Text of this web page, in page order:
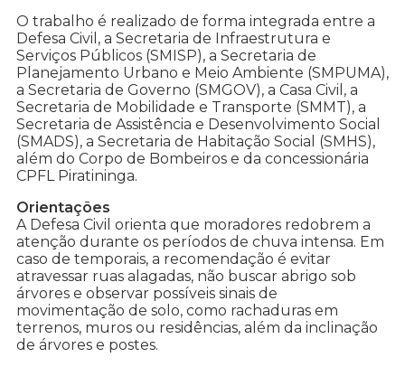
O trabalho é realizado de forma integrada entre a
Defesa Civil, a Secretaria de Infraestrutura e
Serviços Públicos (SMISP), a Secretaria de
Planejamento Urbano e Meio Ambiente (SMPUMA),
a Secretaria de Governo (SMGOV), a Casa Civil, a
Secretaria de Mobilidade e Transporte (SMMT), a
Secretaria de Assistência e Desenvolvimento Social
(SMADS), a Secretaria de Habitação Social (SMHS),
além do Corpo de Bombeiros e da concessionária
CPFL Piratininga.
Orientações
A Defesa Civil orienta que moradores redobrem a
atenção durante os períodos de chuva intensa. Em
caso de temporais, a recomendação é evitar
atravessar ruas alagadas, não buscar abrigo sob
árvores e observar possíveis sinais de
movimentação de solo, como rachaduras em
terrenos, muros ou residências, além da inclinação
de árvores e postes.